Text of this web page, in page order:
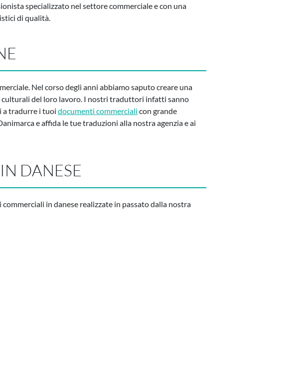
specializzato nel settore commerciale e con una
di qualità.
Nel corso degli anni abbiamo saputo creare una
culturali del loro lavoro. I nostri traduttori infatti sanno
a tradurre i tuoi documenti commerciali con grande
e affida le tue traduzioni alla nostra agenzia e ai
DANESE
in danese realizzate in passato dalla nostra